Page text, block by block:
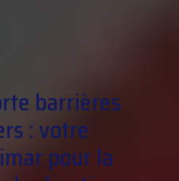
barrières
: votre
pour la